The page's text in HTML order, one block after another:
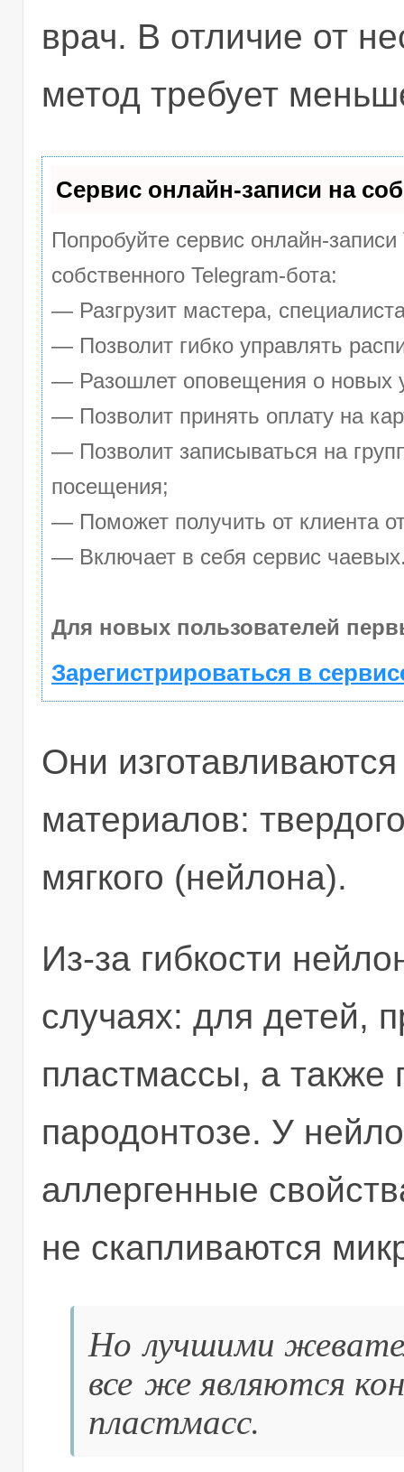
врач. В отличие от
метод требует
Сервис онлайн-записи на
Попробуйте сервис онлайн-
собственного Telegram-бота:
— Разгрузит мастера,
— Позволит гибко управлять
— Разошлет оповещения о новых
— Позволит принять оплату на
— Позволит записываться на
посещения;
— Поможет получить от клиента
— Включает в себя сервис
Для новых пользователей
Зарегистрироваться в
Они
материалов:
мягкого (нейлона).
Из-за гибкости
случаях: для детей,
пластмассы, а
пародонтозе. У
аллергенные
не скапливаются
Но лучшими
все же являются
пластмасс.